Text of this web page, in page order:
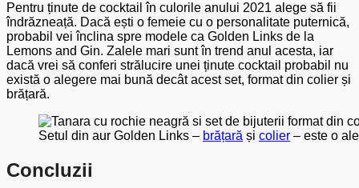
Pentru ținute de cocktail în culorile anului 2021 alege să fii
îndrăzneață. Dacă ești o femeie cu o personalitate puternică,
probabil vei înclina spre modele ca Golden Links de la
Lemons and Gin. Zalele mari sunt în trend anul acesta, iar
dacă vrei să conferi strălucire unei ținute cocktail probabil nu
există o alegere mai bună decât acest set, format din colier și
brățară.
Setul din aur Golden Links – brățară și colier – este o
Concluzii